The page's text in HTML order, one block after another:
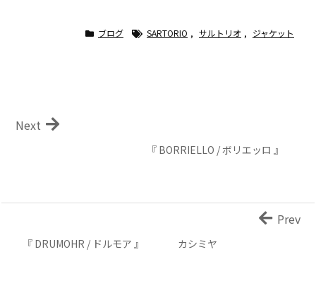
ブログ SARTORIO , サルトリオ , ジャケット
『 BORRIELLO / ボリエッロ 』
Next
『 DRUMOHR / ドルモア 』 カシミヤ
Prev